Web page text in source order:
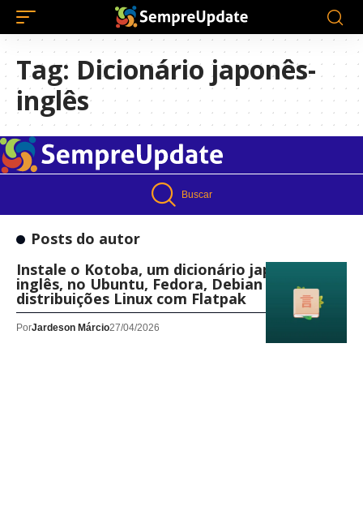
Tag: Dicionário japonês-
inglês
Buscar
Posts do autor
Instale o Kotoba, um dicionário japonês-
inglês, no Ubuntu, Fedora, Debian e outras
distribuições Linux com Flatpak
PorJardeson Márcio27/04/2026